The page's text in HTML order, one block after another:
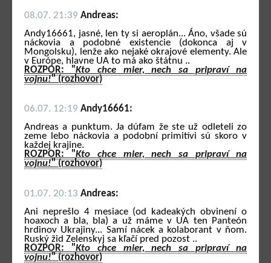
08.07. 21:39 Andreas:
Andy16661, jasné, len ty si aeroplán... Áno, všade sú
náckovia a podobné existencie (dokonca aj v
Mongolsku), lenže ako nejaké okrajové elementy. Ale
v Európe, hlavne UA to má ako štátnu ..
ROZPOR: "Kto chce mier, nech sa pripraví na
vojnu!" (rozhovor)
06.07. 12:19 Andy16661:
Andreas a punktum. Ja dúfam že ste už odleteli zo
zeme lebo náckovia a podobní primitívi sú skoro v
každej krajine.
ROZPOR: "Kto chce mier, nech sa pripraví na
vojnu!" (rozhovor)
01.07. 20:13 Andreas:
Ani neprešlo 4 mesiace (od kadeakých obvinení o
hoaxoch a bla, bla) a už máme v UA ten Panteón
hrdinov Ukrajiny... Samí nácek a kolaborant v ňom.
Ruský žid Zelenskyj sa kľačí pred pozost ..
ROZPOR: "Kto chce mier, nech sa pripraví na
vojnu!" (rozhovor)